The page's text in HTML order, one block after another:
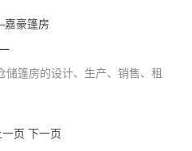
篷房的设计、生产、销售、租
一页 下一页